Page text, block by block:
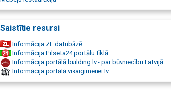
Saistītie resursi
Informācija ZL datubāzē
Informācija Pilseta24 portālu tīklā
Informācija portālā building.lv - par būvniecību Latvijā
Informācija portālā visaigimenei.lv